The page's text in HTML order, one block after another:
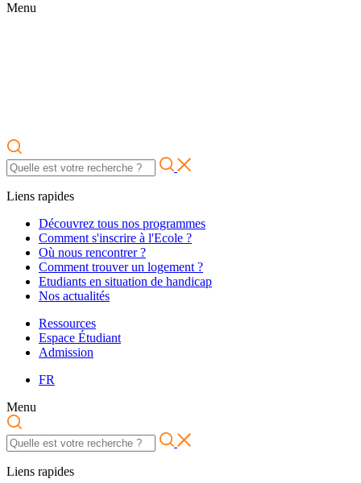
Menu
Liens rapides
Découvrez tous nos programmes
Comment s'inscrire à l'Ecole ?
Où nous rencontrer ?
Comment trouver un logement ?
Etudiants en situation de handicap
Nos actualités
Ressources
Espace Étudiant
Admission
FR
Menu
Liens rapides